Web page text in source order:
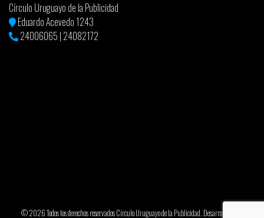
Círculo Uruguayo de la Publicidad
Eduardo Acevedo 1243
24006065 | 24082172
© 2026 Todos los derechos reservados Círculo Uruguayo de la Publicidad. Desarrollado por